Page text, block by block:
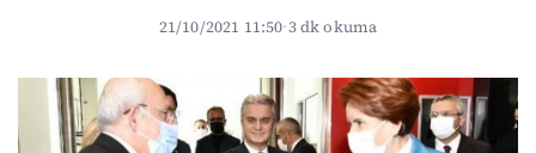
21/10/2021 11:50·3 dk okuma